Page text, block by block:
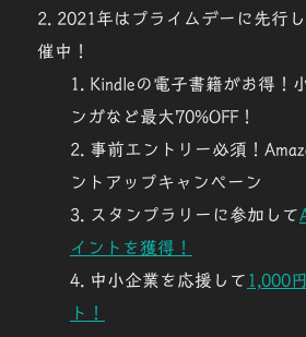
2021年はプライムデーに先行
催中！
Kindleの電子書籍がお得！
ンガなど最大70%OFF！
事前エントリー必須！
ントアップキャンペーン
スタンプラリーに参加して
イントを獲得 ！
中小企業を応援して 1,000
ト
！